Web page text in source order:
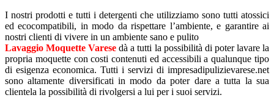
I nostri prodotti e tutti i detergenti che utilizziamo sono tutti atossici
ed ecocompatibili, in modo da rispettare l’ambiente, e garantire ai
nostri clienti di vivere in un ambiente sano e pulito
Lavaggio Moquette Varese dà a tutti la possibilità di poter lavare la
propria moquette con costi contenuti ed accessibili a qualunque tipo
di esigenza economica. Tutti i servizi di impresadipulizievarese.net
sono altamente diversificati in modo da poter dare a tutta la sua
clientela la possibilità di rivolgersi a lui per i suoi servizi.